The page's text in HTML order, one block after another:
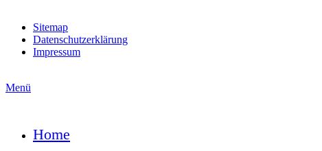
Sitemap
Datenschutzerklärung
Impressum
Menü
Home